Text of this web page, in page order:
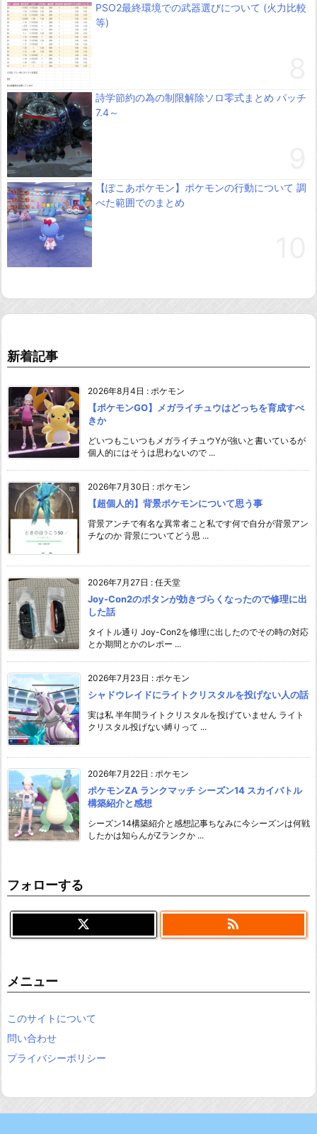
PSO2最終環境での武器選びについて (火力比較
等)
詩学節約の為の制限解除ソロ零式まとめ パッチ
7.4～
【ぽこあポケモン】ポケモンの行動について 調
べた範囲でのまとめ
新着記事
2026年8月4日 : ポケモン
【ポケモンGO】メガライチュウはどっちを育成すべ
きか
どいつもこいつもメガライチュウYが強いと書いているが
個人的にはそうは思わないので ...
2026年7月30日 : ポケモン
【超個人的】背景ポケモンについて思う事
背景アンチで有名な異常者こと私です何で自分が背景アン
チなのか 背景についてどう思 ...
2026年7月27日 : 任天堂
Joy-Con2のボタンが効きづらくなったので修理に出
した話
タイトル通り Joy-Con2を修理に出したのでその時の対応
とか期間とかのレポー ...
2026年7月23日 : ポケモン
シャドウレイドにライトクリスタルを投げない人の話
実は私 半年間ライトクリスタルを投げていません ライト
クリスタル投げない縛りって ...
2026年7月22日 : ポケモン
ポケモンZA ランクマッチ シーズン14 スカイバトル
構築紹介と感想
シーズン14構築紹介と感想記事ちなみに今シーズンは何戦
したかは知らんがZランクか ...
フォローする

メニュー
このサイトについて
問い合わせ
プライバシーポリシー